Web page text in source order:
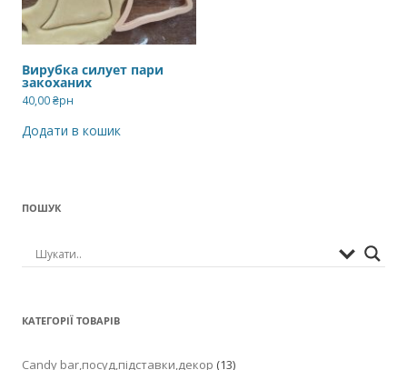
Вирубка силует пари
закоханих
40,00₴рн
Додати в кошик
ПОШУК
КАТЕГОРІЇ ТОВАРІВ
Candy bar,посуд,підставки,декор (13)